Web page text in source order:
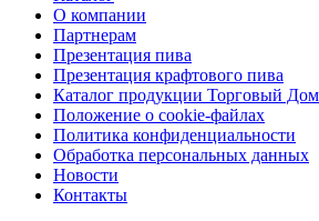
О компании
Партнерам
Презентация пива
Презентация крафтового пива
Каталог продукции Торговый
Положение о cookie-файлах
Политика конфиденциальности
Обработка персональных данных
Новости
Контакты